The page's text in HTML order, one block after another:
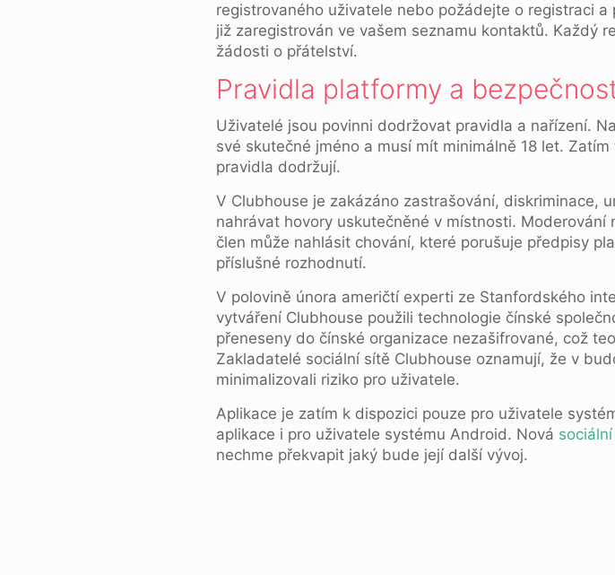
registrovaného uživatele nebo požádejte o registraci
již zaregistrován ve vašem seznamu kontaktů. Každý
žádosti o přátelství.
Pravidla platformy a
Uživatelé jsou povinni dodržovat pravidla a nařízení.
své skutečné jméno a musí mít minimálně 18 let.
pravidla dodržují.
V Clubhouse je zakázáno zastrašování, diskriminace,
nahrávat hovory uskutečněné v místnosti.
člen může nahlásit chování, které porušuje předpisy
příslušné rozhodnutí.
V polovině února američtí experti ze Stanfordského
vytváření Clubhouse použili technologie čínské
přeneseny do čínské organizace nezašifrované, což
Zakladatelé sociální sítě Clubhouse oznamují, že v
minimalizovali riziko pro uživatele.
Aplikace je zatím k dispozici pouze pro uživatele
aplikace i pro uživatele systému Android. Nová
nechme překvapit jaký bude její další vývoj.